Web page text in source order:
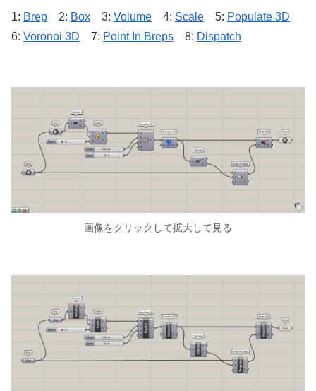
1: Brep 2: Box 3: Volume 4: Scale 5: Populate 3D
6: Voronoi 3D 7: Point In Breps 8: Dispatch
画像をクリックして拡大して見る